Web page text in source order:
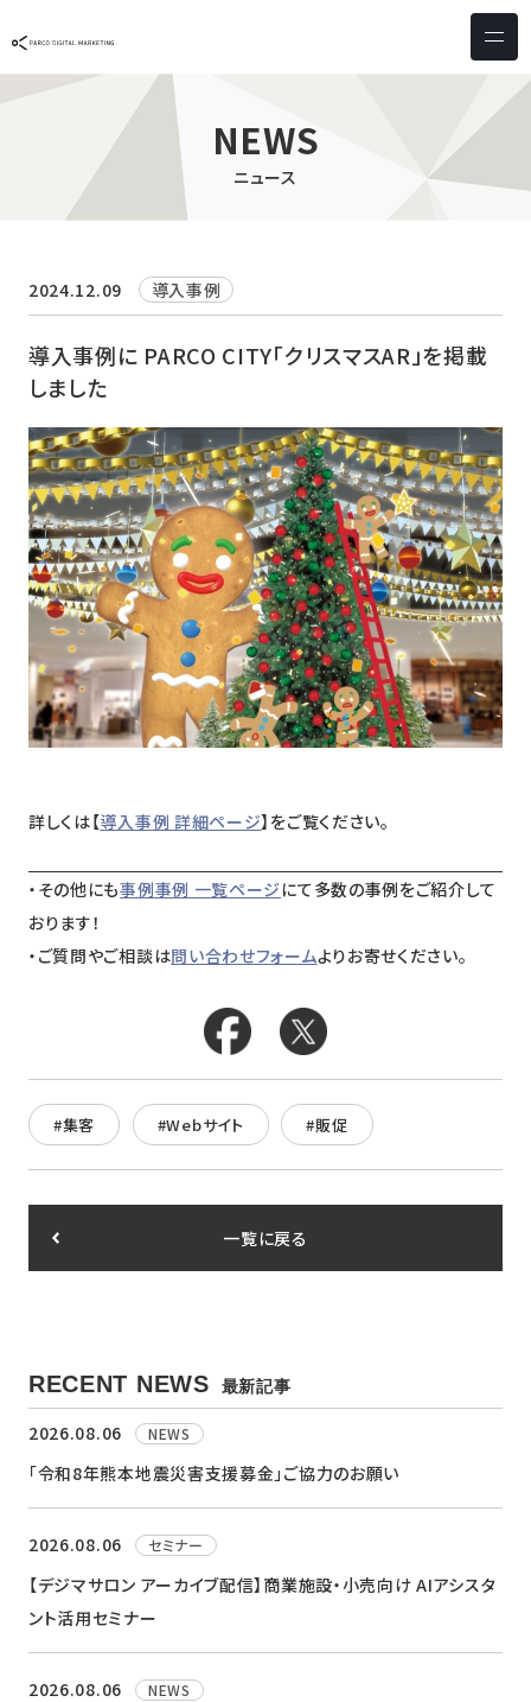
サービス & ソリューション
PICTONA
PDM XR
デジタルサイネージ
しふとん
ウェブアクセシビリティ
店頭
スキルアップ
導入事例
お客様の声
クライアント一覧
ニュース
採用情報
メンバー
会社情報
会社概要
資料ダウンロード お問い合わせ
NEWS
ニュース
2024.12.09 導入事例
導入事例に PARCO CITY「クリスマスAR」を掲載
しました
詳しくは【導入事例 詳細ページ】をご覧ください。
・その他にも事例事例 一覧ページにて多数の事例をご紹介して
おります！
・ご質問やご相談は問い合わせフォームよりお寄せください。
#集客 #Webサイト #販促
一覧に戻る
RECENT NEWS 最新記事
2026.08.06 NEWS
「令和8年熊本地震災害支援募金」ご協力のお願い
2026.08.06 セミナー
【デジマサロン アーカイブ配信】商業施設・小売向け AIアシスタ
ント活用セミナー
2026.08.06 NEWS